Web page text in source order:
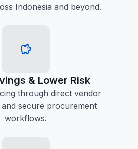
Indonesia and beyond.
savings
& Lower Risk
through direct vendor
secure procurement
workflows.